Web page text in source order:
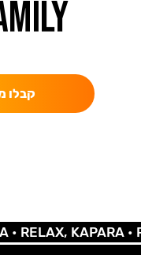
קבלו
RELAX, KAPARA •